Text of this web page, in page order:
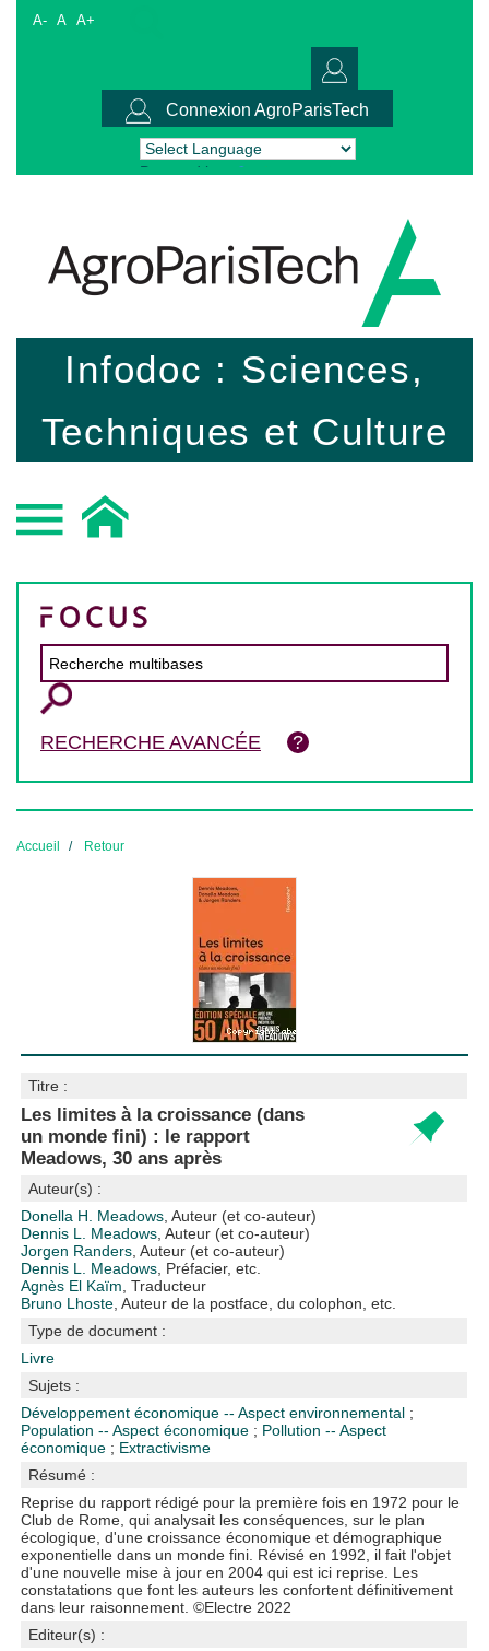
A- A A+
Connexion AgroParisTech
Powered by Translate
Infodoc : Sciences,
Techniques et Culture
RECHERCHE AVANCÉE
Accueil Retour
Titre :
Les limites à la croissance (dans
un monde fini) : le rapport
Meadows, 30 ans après
Auteur(s) :
Donella H. Meadows , Auteur (et co-auteur)
Dennis L. Meadows , Auteur (et co-auteur)
Jorgen Randers , Auteur (et co-auteur)
Dennis L. Meadows , Préfacier, etc.
Agnès El Kaïm , Traducteur
Bruno Lhoste , Auteur de la postface, du colophon, etc.
Type de document :
Livre
Sujets :
Développement économique -- Aspect environnemental ;
Population -- Aspect économique ; Pollution -- Aspect
économique ; Extractivisme
Résumé :
Reprise du rapport rédigé pour la première fois en 1972 pour le
Club de Rome, qui analysait les conséquences, sur le plan
écologique, d'une croissance économique et démographique
exponentielle dans un monde fini. Révisé en 1992, il fait l'objet
d'une nouvelle mise à jour en 2004 qui est ici reprise. Les
constatations que font les auteurs les confortent définitivement
dans leur raisonnement. ©Electre 2022
Editeur(s) :